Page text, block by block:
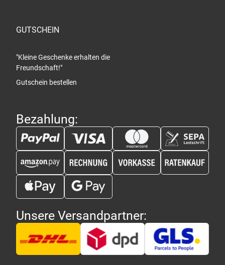
GUTSCHEIN
"Kleine Geschenke erhalten die
Freundschaft!"
Gutschein bestellen
Bezahlung:
Unsere Versandpartner: